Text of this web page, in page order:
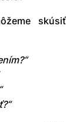
skúsiť